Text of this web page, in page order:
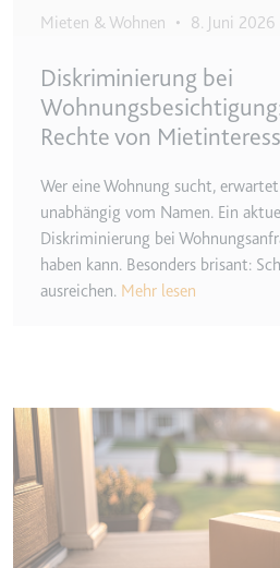
Zweck:
Speichert die
eines auf
integrierten
Ablauf:
__Secure-YNID
Anbieter:
youtube.com
Zweck:
Wird verwendet,
Ablauf:
180 Tage
Typ:
HTTP-Cookie
Anbieter:
Mieten & Wohnen • 8. Juni 2026
Diskriminierung bei
Rechte von
Wer eine Wohnung sucht,
unabhängig vom Namen. Ein
Diskriminierung bei
haben kann. Besonders brisant:
ausreichen. Mehr lesen
Image